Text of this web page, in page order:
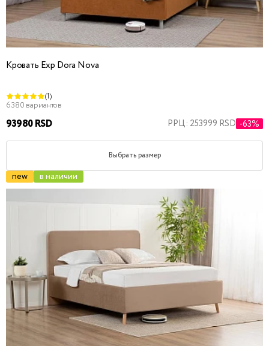
Кровать Exp Dora Nova
(1)
6380 вариантов
93980 RSD РРЦ: 253999 RSD -63%
Выбрать размер
new в наличии